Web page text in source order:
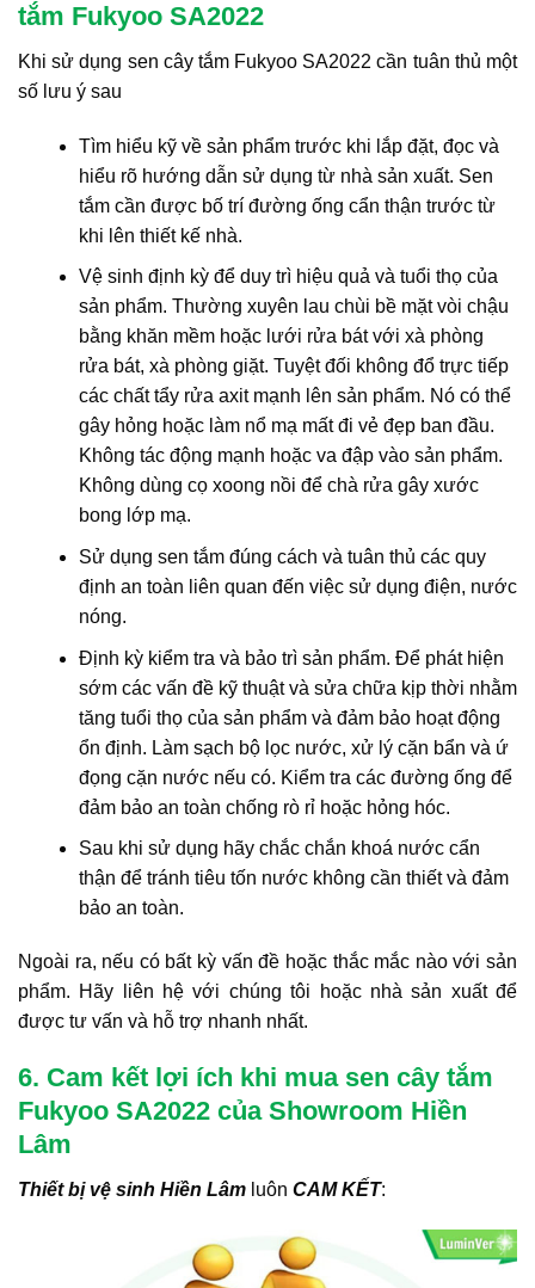
tắm Fukyoo SA2022
Khi sử dụng sen cây tắm Fukyoo SA2022 cần tuân thủ một
số lưu ý sau
Tìm hiểu kỹ về sản phẩm trước khi lắp đặt, đọc và
hiểu rõ hướng dẫn sử dụng từ nhà sản xuất. Sen
tắm cần được bố trí đường ống cẩn thận trước từ
khi lên thiết kế nhà.
Vệ sinh định kỳ để duy trì hiệu quả và tuổi thọ của
sản phẩm. Thường xuyên lau chùi bề mặt vòi chậu
bằng khăn mềm hoặc lưới rửa bát với xà phòng
rửa bát, xà phòng giặt. Tuyệt đối không đổ trực tiếp
các chất tẩy rửa axit mạnh lên sản phẩm. Nó có thể
gây hỏng hoặc làm nổ mạ mất đi vẻ đẹp ban đầu.
Không tác động mạnh hoặc va đập vào sản phẩm.
Không dùng cọ xoong nồi để chà rửa gây xước
bong lớp mạ.
Sử dụng sen tắm đúng cách và tuân thủ các quy
định an toàn liên quan đến việc sử dụng điện, nước
nóng.
Định kỳ kiểm tra và bảo trì sản phẩm. Để phát hiện
sớm các vấn đề kỹ thuật và sửa chữa kịp thời nhằm
tăng tuổi thọ của sản phẩm và đảm bảo hoạt động
ổn định. Làm sạch bộ lọc nước, xử lý cặn bẩn và ứ
đọng cặn nước nếu có. Kiểm tra các đường ống để
đảm bảo an toàn chống rò rỉ hoặc hỏng hóc.
Sau khi sử dụng hãy chắc chắn khoá nước cẩn
thận để tránh tiêu tốn nước không cần thiết và đảm
bảo an toàn.
Ngoài ra, nếu có bất kỳ vấn đề hoặc thắc mắc nào với sản
phẩm. Hãy liên hệ với chúng tôi hoặc nhà sản xuất để
được tư vấn và hỗ trợ nhanh nhất.
6. Cam kết lợi ích khi mua sen cây tắm
Fukyoo SA2022 của Showroom Hiền
Lâm
Thiết bị vệ sinh Hiền Lâm luôn CAM KẾT: